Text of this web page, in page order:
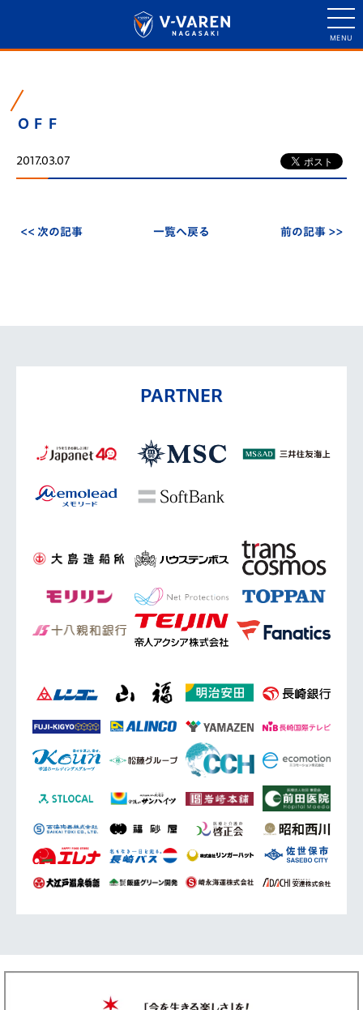
ＯＦＦ
2017.03.07
<< 次の記事 一覧へ戻る 前の記事 >>
PARTNER